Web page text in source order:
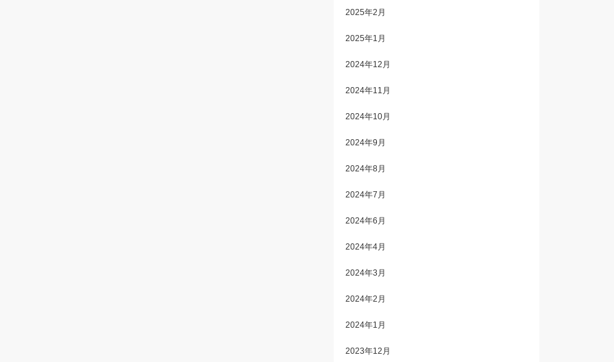
2025年2月
2025年1月
2024年12月
2024年11月
2024年10月
2024年9月
2024年8月
2024年7月
2024年6月
2024年4月
2024年3月
2024年2月
2024年1月
2023年12月